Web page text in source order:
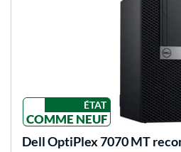
ÉTAT
COMME NEUF
DellOptiPlex 7070 MT